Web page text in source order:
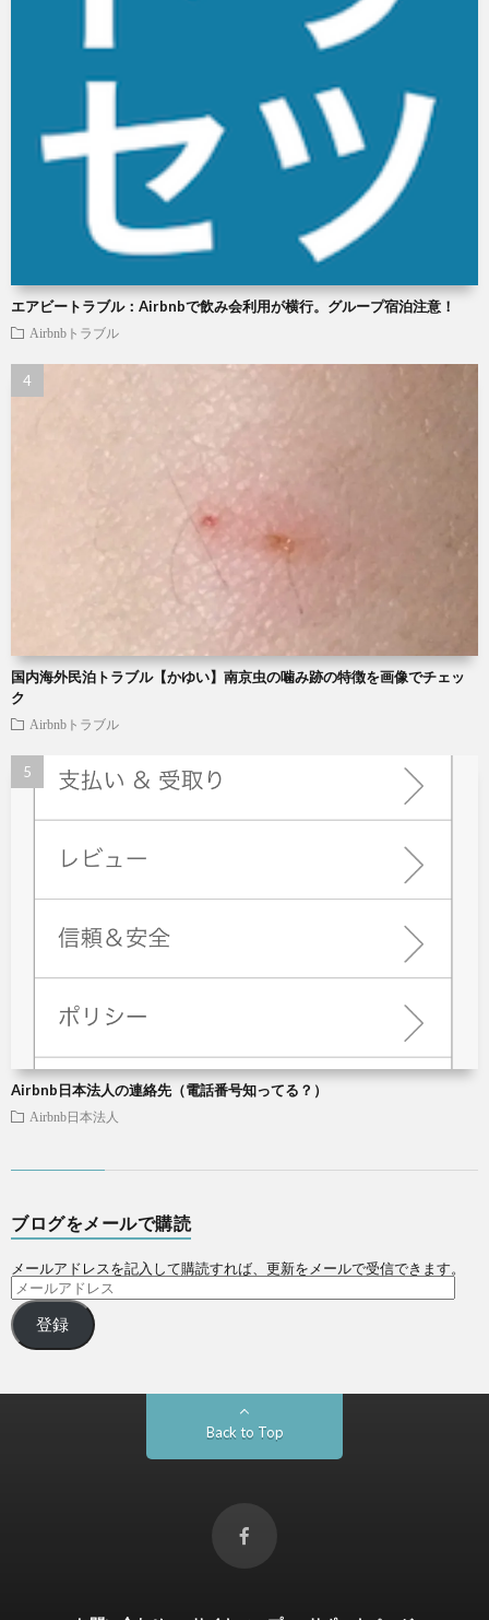
エアビートラブル：Airbnbで飲み会利用が横行。グループ宿泊注意！
Airbnbトラブル
国内海外民泊トラブル【かゆい】南京虫の噛み跡の特徴を画像でチェッ
ク
Airbnbトラブル
Airbnb日本法人の連絡先（電話番号知ってる？）
Airbnb日本法人
ブログをメールで購読
メールアドレスを記入して購読すれば、更新をメールで受信できます。
登録
Back to Top